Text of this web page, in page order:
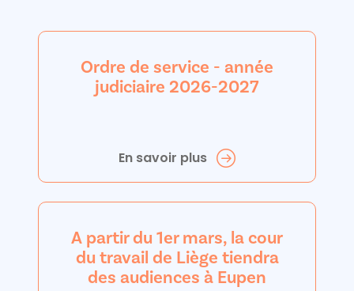
Ordre de service - année
judiciaire 2026-2027
En savoir plus
A partir du 1er mars, la cour
du travail de Liège tiendra
des audiences à Eupen